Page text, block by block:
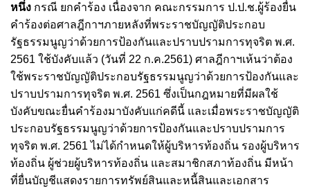
หนึ่ง กรณี ยกคำร้อง เนื่องจาก คณะกรรมการ ป.ป.ช.ผู้ร้องยื่น
คำร้องต่อศาลฎีกาฯภายหลังที่พระราชบัญญัติประกอบ
รัฐธรรมนูญว่าด้วยการป้องกันและปราบปรามการทุจริต พ.ศ.
2561 ใช้บังคับแล้ว (วันที่ 22 ก.ค.2561) ศาลฎีกาฯเห้นว่าต้อง
ใช้พระราชบัญญัติประกอบรัฐธรรมนูญว่าด้วยการป้องกันและ
ปราบปรามการทุจริต พ.ศ. 2561 ซึ่งเป็นกฎหมายที่มีผลใช้
บังคับขณะยื่นคำร้องมาบังคับแก่คดีนี้ และเมื่อพระราชบัญญัติ
ประกอบรัฐธรรมนูญว่าด้วยการป้องกันและปราบปรามการ
ทุจริต พ.ศ. 2561 ไม่ได้กำหนดให้ผู้บริหารท้องถิ่น รองผู้บริหาร
ท้องถิ่น ผู้ช่วยผู้บริหารท้องถิ่น และสมาชิกสภาท้องถิ่น มีหน้า
ที่ยื่นบัญชีแสดงรายการทรัพย์สินและหนี้สินและเอกสาร